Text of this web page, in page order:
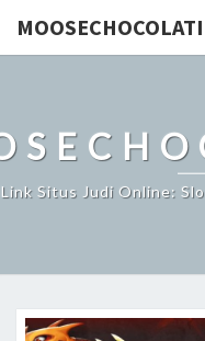
Link Situs Judi Online: